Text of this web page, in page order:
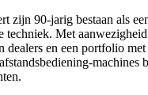
zijn 90-jarig bestaan als
techniek. Met
dealers en een portfolio
machines